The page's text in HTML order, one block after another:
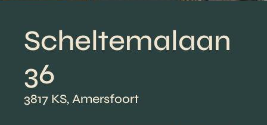
Scheltemalaan
36
3817 KS, Amersfoort